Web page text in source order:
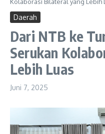
Daerah
Dari NTB ke
Serukan
Lebih Luas
Juni 7, 2025